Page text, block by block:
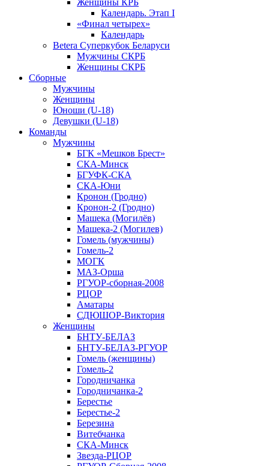
Женщины КРБ
Календарь. Этап I
«Финал четырех»
Календарь
Betera Суперкубок Беларуси
Мужчины СКРБ
Женщины СКРБ
Сборные
Мужчины
Женщины
Юноши (U-18)
Девушки (U-18)
Команды
Мужчины
БГК «Мешков Брест»
СКА-Минск
БГУФК-СКА
СКА-Юни
Кронон (Гродно)
Кронон-2 (Гродно)
Машека (Могилёв)
Машека-2 (Могилев)
Гомель (мужчины)
Гомель-2
МОГК
МАЗ-Орша
РГУОР-сборная-2008
РЦОР
Аматары
СДЮШОР-Виктория
Женщины
БНТУ-БЕЛАЗ
БНТУ-БЕЛАЗ-РГУОР
Гомель (женщины)
Гомель-2
Городничанка
Городничанка-2
Берестье
Берестье-2
Березина
Витебчанка
СКА-Минск
Звезда-РЦОР